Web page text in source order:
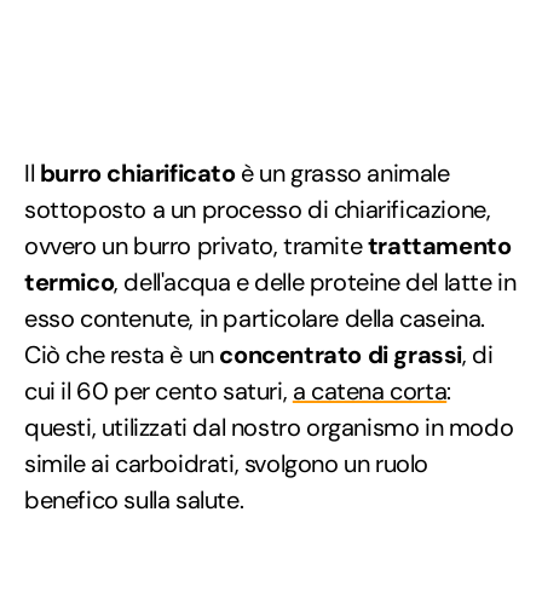
Il burro chiarificatoè un grasso animale
sottoposto a un processo di chiarificazione,
ovvero un burro privato, tramitetrattamento
termico, dell'acqua e delle proteine del latte in
esso contenute, in particolare della caseina.
Ciò che resta è unconcentrato di grassi, di
cui il 60 per cento saturi, a catena corta:
questi, utilizzati dal nostro organismo in modo
simile ai carboidrati, svolgono un ruolo
benefico sulla salute.